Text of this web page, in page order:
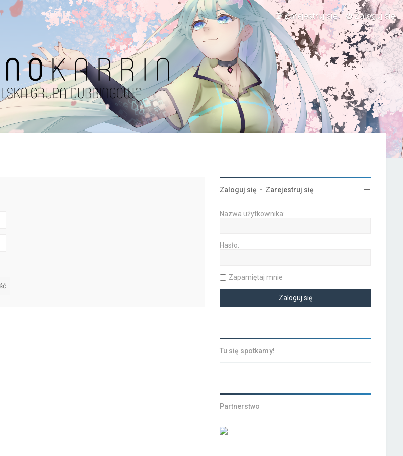
Zaloguj się
Zarejestruj się
Zaloguj się • Zarejestruj się
Nazwa użytkownika:
Hasło:
Zapamiętaj mnie
Tu się spotkamy!
Partnerstwo